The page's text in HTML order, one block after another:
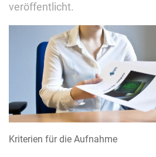
veröffentlicht.
Kriterien für die Aufnahme